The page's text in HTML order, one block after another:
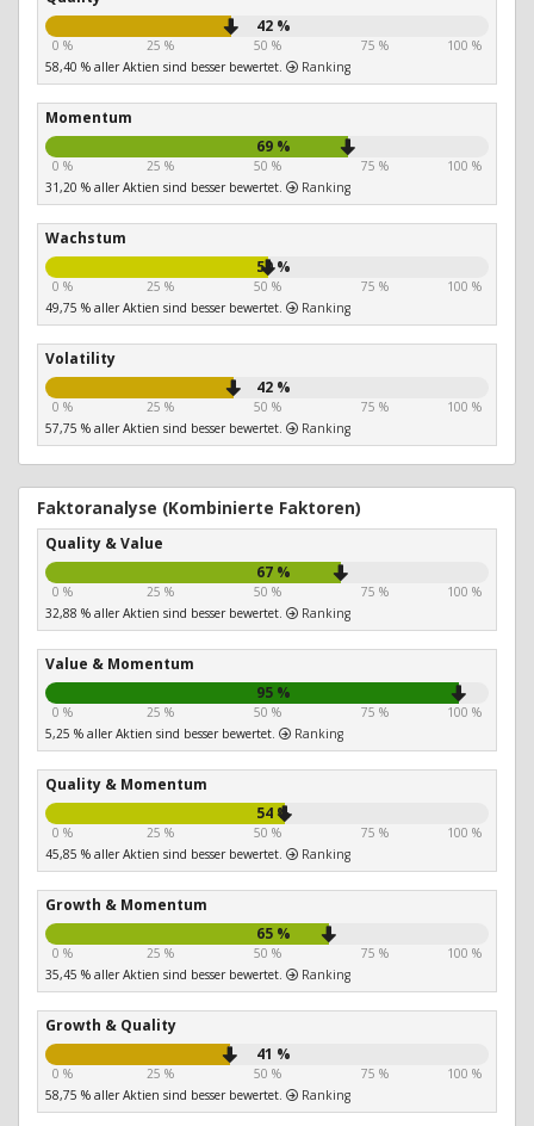
42 %
0 % 25 % 50 % 75 %
100 %
58,40 % aller Aktien sind besser bewertet.
Ranking
Momentum
69 %
0 % 25 % 50 % 75 %
100 %
31,20 % aller Aktien sind besser bewertet.
Ranking
Wachstum
50 %
0 % 25 % 50 % 75 %
100 %
49,75 % aller Aktien sind besser bewertet.
Ranking
Volatility
42 %
0 % 25 % 50 % 75 %
100 %
57,75 % aller Aktien sind besser bewertet.
Ranking
Faktoranalyse (Kombinierte Faktoren)
Quality & Value
67 %
0 % 25 % 50 % 75 %
100 %
32,88 % aller Aktien sind besser bewertet.
Ranking
Value & Momentum
95 %
0 % 25 % 50 % 75 %
100 %
5,25 % aller Aktien sind besser bewertet.
Ranking
Quality & Momentum
54 %
0 % 25 % 50 % 75 %
100 %
45,85 % aller Aktien sind besser bewertet.
Ranking
Growth & Momentum
65 %
0 % 25 % 50 % 75 %
100 %
35,45 % aller Aktien sind besser bewertet.
Ranking
Growth & Quality
41 %
0 % 25 % 50 % 75 %
100 %
58,75 % aller Aktien sind besser bewertet.
Ranking